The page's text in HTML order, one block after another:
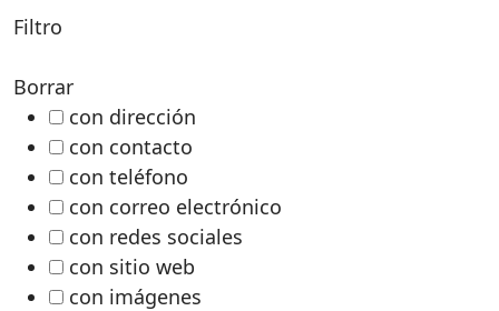
Filtro
Borrar
con dirección
con contacto
con teléfono
con correo electrónico
con redes sociales
con sitio web
con imágenes